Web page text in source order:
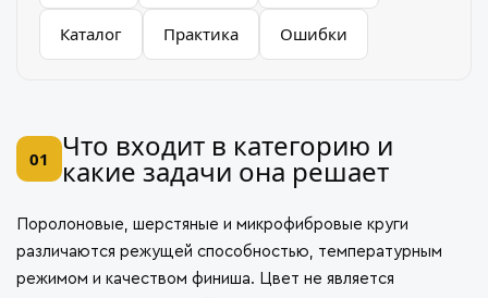
Каталог Практика Ошибки
01 Что входит в категорию и
какие задачи она решает
Поролоновые, шерстяные и микрофибровые круги
различаются режущей способностью, температурным
режимом и качеством финиша. Цвет не является